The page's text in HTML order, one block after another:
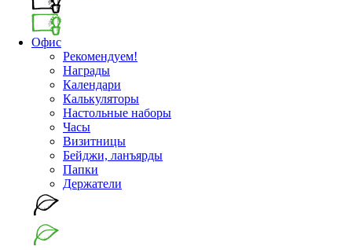
Офис
Рекомендуем!
Награды
Календари
Калькуляторы
Настольные наборы
Часы
Визитницы
Бейджи, ланъярды
Папки
Держатели